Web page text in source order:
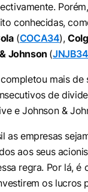
conhecidas,
(COCA34),
Johnson (JNJB34
mais de
de
e Johnson &
as empresas
aos seus
regra. Por lá, é
os lucros